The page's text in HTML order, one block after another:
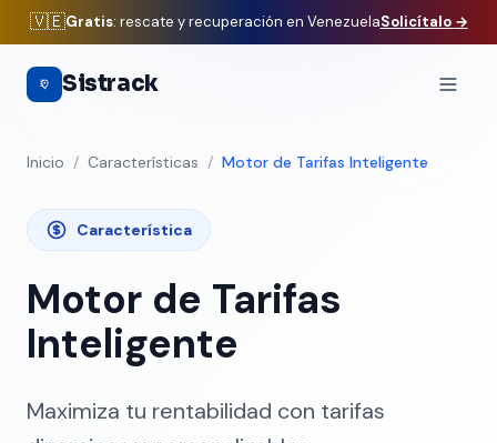
🇻🇪Gratis: rescate y recuperación en VenezuelaSolicítalo →
Sistrack
Inicio / Características / Motor de Tarifas Inteligente
Característica
Motor de Tarifas
Inteligente
Maximiza tu rentabilidad con tarifas